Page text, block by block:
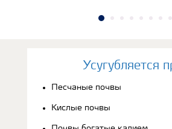
Усугубляется
Песчаные почвы
Кислые почвы